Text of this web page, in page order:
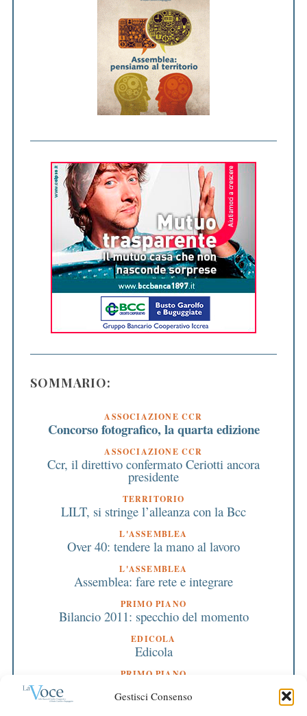
Gestisci Consenso
SOMMARIO:
ASSOCIAZIONE CCR
Concorso fotografico, la quarta edizione
ASSOCIAZIONE CCR
Ccr, il direttivo confermato Ceriotti ancora
presidente
TERRITORIO
LILT, si stringe l’alleanza con la Bcc
L'ASSEMBLEA
Over 40: tendere la mano al lavoro
L'ASSEMBLEA
Assemblea: fare rete e integrare
PRIMO PIANO
Bilancio 2011: specchio del momento
EDICOLA
Edicola
PRIMO PIANO
Bilancio: una scelta di trasparenza «Il territorio
conti sempre su di noi»